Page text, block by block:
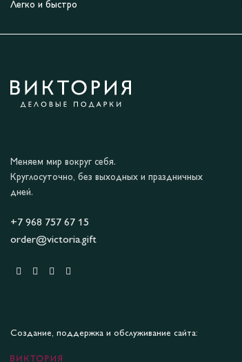
Легко и быстро
Меняем мир вокруг себя.
Круглосуточно, без выходных и праздничных
дней.
+7 968 757 67 15
order@victoria.gift
Создание, поддержка и обслуживание сайта: